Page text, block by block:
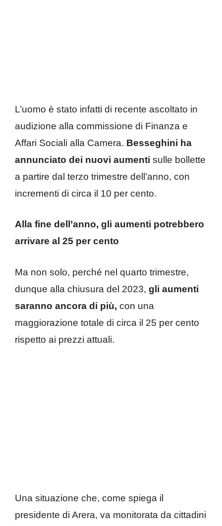
L’uomo è stato infatti di recente ascoltato in
audizione alla commissione di Finanza e
Affari Sociali alla Camera. Besseghini ha
annunciato dei nuovi aumenti sulle bollette
a partire dal terzo trimestre dell’anno, con
incrementi di circa il 10 per cento.
Alla fine dell’anno, gli aumenti potrebbero
arrivare al 25 per cento
Ma non solo, perché nel quarto trimestre,
dunque alla chiusura del 2023, gli aumenti
saranno ancora di più, con una
maggiorazione totale di circa il 25 per cento
rispetto ai prezzi attuali.
Una situazione che, come spiega il
presidente di Arera, va monitorata da cittadini